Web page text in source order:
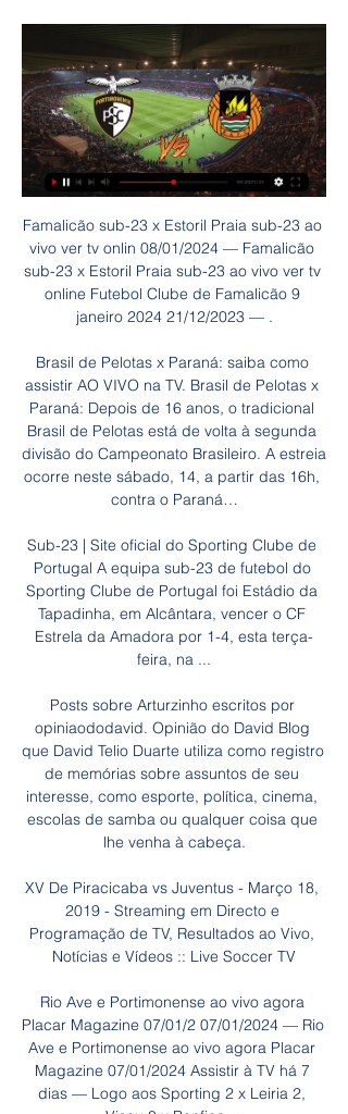
Famalicão sub-23 x Estoril Praia sub-23 ao vivo ver tv onlin 08/01/2024 — Famalicão sub-23 x Estoril Praia sub-23 ao vivo ver tv online Futebol Clube de Famalicão 9 janeiro 2024 21/12/2023 — .

Brasil de Pelotas x Paraná: saiba como assistir AO VIVO na TV. Brasil de Pelotas x Paraná: Depois de 16 anos, o tradicional Brasil de Pelotas está de volta à segunda divisão do Campeonato Brasileiro. A estreia ocorre neste sábado, 14, a partir das 16h, contra o Paraná…

Sub-23 | Site oficial do Sporting Clube de Portugal A equipa sub-23 de futebol do Sporting Clube de Portugal foi Estádio da Tapadinha, em Alcântara, vencer o CF Estrela da Amadora por 1-4, esta terça-feira, na ...

Posts sobre Arturzinho escritos por opiniaododavid. Opinião do David Blog que David Telio Duarte utiliza como registro de memórias sobre assuntos de seu interesse, como esporte, política, cinema, escolas de samba ou qualquer coisa que lhe venha à cabeça.

XV De Piracicaba vs Juventus - Março 18, 2019 - Streaming em Directo e Programação de TV, Resultados ao Vivo, Notícias e Vídeos :: Live Soccer TV

Rio Ave e Portimonense ao vivo agora Placar Magazine 07/01/2 07/01/2024 — Rio Ave e Portimonense ao vivo agora Placar Magazine 07/01/2024 Assistir à TV há 7 dias — Logo aos Sporting 2 x Leiria 2, Viseu 0 x Benfica ...

Hoje a equipe sub 19 do CATS, que se prepara para Copa São Paulo vai enfrentar o Paulista de Jundiaí. Mas antes fez um belo almoço na padaria Auto...

Posts sobre assistir internacional e botafogo online 26/06/2016 escritos por Emanuel. Pular para o conteúdo. TV Conectados- Resumo das Novelas, BBB, A Fazenda, Audiência da TV, Noticias da TV. a partida entre Santos e São Paulo.

A Oliveirense sagrou-se, esta segunda-feira, bicampeã nacional de basquetebol depois de vencer o Benfica por 72-97. Pub No quarto jogo do play-off de apuramento de campeão, os comandados de Norberto Alves superiorizaram-se às águias no pavilhão …

Telefone, endereço e tudo que precisa sobre ESPACO CULTURAL E TERAPEUTICO AMOR A VIDA. Especializada em Terapias Alternativas em Barra Mansa - Rio de Janeiro

O Santa Clara derrotou, este domingo, o Moreirense por 2-0, em jogo da 5.ª ronda da Liga. Um golo de Zé Manuel e um autogolo de Iago valeram o triunfo aos açorianos

Encontre avaliações, cardápios, preços e horários de funcionamento dos melhores lugares para comer em Rio de Janeiro. TheFork. Rio de Janeiro Login. Ajuda FAQ Chat ao vivo Contato Tipo de cozinha.. Barra da Tijuca 22631-003 Rio de Janeiro 20.89km.

Antigamente, Porto de Galinhas era chamada Porto Rico, devido à extração de Pau Brasil. Quando os escravos chegavam para serem vendidos, contrabandeados, vinham escondidos embaixo de engradados de galinhas d'angola. A chegada dos escravos na beira mar era anunciada pela senha "Tem galinha nova no Porto!".

Alturas houve que derbies Benfica-Sporting não tinham transmissão televisiva e eram ao Domingo à tarde. Na altura, não gostava. Queria ver o meu Sporting, mas a verdade é que hoje, quando olho para trás, sinto falta desses jogos. De acompanhar apenas a ouvir.

Agora sim é oficial, o guarda-redes Diogo Almeida (30 anos), ex-C.D. Paço de Arcos (estava emprestado pelo Benfica ao clube da linha de Cascais), filho do atual treinador do Infante Sagres e antiga glória do S.L. Benfica, Fernando Almeida, também ele guarda-redes, termina o vínculo de dois anos que tinha com o clube da Luz e é um jogador.

Sub-23 | Rio Ave FC VS Portimonense Os sub23 do Portimonense, sábado, viajam até ao Norte para defrontar o Rio Ave FC em jogo agendado para o próximo dia 4 de Fevereiro às 11H00, no Estádio do ...

Casa do árbitro que vai apitar o Benfica-Santa Clara vandalizada. Enviar o artigo: Casa do árbitro que vai apitar o Benfica-Santa Clara vandalizada. O meu email. O meu nome.. Povo de Abrantes unido em vigília contra decisão de bispo de Portalegre e Castelo Branco "Ele estava preocupado":.

De R$ 598.900,00, por R$ 539.200,00! Não perca essa mega oportunidade! Agende uma visita comigo e vamos negociar! Últimas unidades!O My Space é um condomínio clube completo localizado no Jabaquara, a 650m da estação Conceição do metrô.Esse condomínio clube é perfeito, dispõe de opções diferenciadas, como Mini Golf, Ateliê, Spa e.

Prevejo completar a minha jornada de mais de 10.000 kms em 73 dias e angariar 10.000€ que irei distribuir por causas sociais. Lista dos Países: - Portugal - Espanha - França - Itália - Eslovénia - Croácia - Montenegro - Grécia - Bulgária - Arménia - Turquia - Irão - India - Nepal

A Globo, na TV aberta, e o Esporte Interativo, na TV fechada, transmitirão o amistoso entre Santos e Benfica, marcado para o dia 8 de outubro, às 16h20. A Globosat, por meio do SporTV,. Globo e Esporte Interativo dividem transmissão ao vivo de Santos x Benfica.. Futebol do Flamengo gastou em seis meses R$ 138,5... Rodrigo Mattos

Este já representou clubes como, Gaia, Esgueira, Seixal, Oliveirense, Ovarense e Sanjoanese. O ultimo clube da topo que Shawn representou, foi a Ovarense na época de 2009/2010. Nessa época o atleta apresentou médias de 27.8 minutos, 9.1 pontos, 4.7 ressaltos e 1.3 assistências.

Encontre locais em Rua Da Transmissão, São Bernardo do Campo, SP e descubra telefones, como chegar e avaliações de clientes que já passaram pela região.

20/08/2019 10:00 • Home nurse da região traz projeto inovador A enfermeira Tatiane Capelasso, de São Caetano, celebra conquistas. Idealizadora da Home NurseAssessoria, que possui quatro anos de trajetória e realiza furos de orelhas em bebês com técnica humanizada por meio da acupuntura, fez o furo da pequena Manuella, filha da apresentadora Ticiane Pinheiro com o jornalista César Tralli.

Rio Ave Futebol Clube O Rio Ave Futebol Clube é um clube de futebol português, da cidade de Vila do Conde, que disputa actualmente Primeira Liga. Foi fundado em 18 de Janeiro de ...

54 Lojas para alugar em Olhão desde 450 € / mês. Encontre as melhores ofertas de Imóveis para alugar em Olhão. Loja com 230m2 na baixa de olhão, espaço amplo com muita luz natural, com 3 montras viradas para as principais ruas de comercio de olhão com muita passagem. Loja/estabelecimento (loja) n/ d

nº 9585/2017 – Rufino Eduardo Galindo Campos, 2º Promotor de Justiça de Dracena, a se ausentar de suas funções, no dia 27 de julho de 2017, para participar de audiência na Presidência do Tribunal de Justiça do Estado de São Paulo, na cidade de São Paulo - SP, sem prejuízo de suas atribuições normais e sem ônus financeiro para o.

Benfica B x Oliveirense Nós estávamos juntos ao vivo ao dizer ao Ocidente entre Benfica B – Oliveirense, que terminou em 3–0. Esperamos vê-lo novamente no próximo jogo. _____ Tempo do jogo ao vivo: FT Benfica B 3-0 Oliveirense 84′ Minuto, Jogador que recebeu um cartão amarelo; ( Oliveirense ) B.

Sub-20 do Cachorrão marca no fim e vence Taboão da Serra 11 de maio de 2019 ecsaobernardo 0. A categoria sub-20 do EC São Bernardo provou que continuará na briga pela líderança, neste sábado (11). Isto porque o time pressionou e venceu o.

[TV ESPORTIVA] Rio Ave e Sporting ao vivo transmissão Assistir Rio Ave x Sporting ao vivo online 07/12/2022 - FuteMAX. Rio Ave Sub-23 voltaram aos relvados e com muita vontade de conquistar pontos. No ...

No caso do União Harmonia, o jalde-negro aplicou 6 a 0 fora de casa. E quanto ao 12 Horas, o time do técnico Badico conseguiu uma vitória apertada, por 1 a 0, no Pedra Moura. No entanto, é preciso levar em conta que naquele dia, o gramado estava significativamente afetado pela forte chuva que tinha caído na Rainha da Fronteira, o que, naturalmente, prejudica a equipe mais técnica.

Neste domingo o Rubro-Negro encara o Santo André às 18h30, fora de casa, na busca pela primeira vitória na competição. A partida válida pela terceira rodada também marca o reencontro do Flamengo com um fantasma recente. Em 2004, o Santo André foi campeão da Copa do Brasil sobre o Rubro-Negro em pleno Maracanã ao vencer por 2 a 0.

Jogos de Hoje (29/01/2024) - Horários das Partidas e Onde Portimonense Sub-23. —. Rio Ave Sub-23. —. 20. : 59. : 54. Segunda Liga Logo Onde assistir os jogos de hoje na TV. Veja em que canais pode assistir aos jogos ...

A trajetória de sucesso da Unimed Barra Mansa só é possível graças a você. Estamos completando 45 anos de história, e a Diretoria da Cooperativa só tem a agradecer a todos que fazem parte dessa família e colaboram de alguma forma para que a Unimed BM continue atuando com transparência e ética para crescer cada vez mais.

Brasil x Argentina Ao Vivo Online. Assistir Brasil x Argentina ao vivo online em HD grátis sem travar pela semifinal da Copa América aqui no Multicanais TV Online com transmissão do SPORTV ao vivo. Começa as 21h30 – Copa América: Brasil e Argentina na Globo e SPORTV . Brasil x Argentina Ao Vivo é Válido pela Semi Final da Copa América.

O Corinthians é mais curtido do que o Flamengo em cinco estados: São Paulo, Paraná, Mato Grosso do Sul, Pernambuco e Rio Grande do Sul. Excetuados Rio de Janeiro e São Paulo, os estados que mais pendem aos dois clubes são Espírito Santo (para o Flamengo) e Mato Grosso do Sul (para o Corinthians).

Deve-se reconhecer a compreensão e confiança vindas do jornalista mineiro Marcelo Santiago, responsável pelo Meio Desligado. Ele liberou – sem nunca ter visto Marcelo presencialmente – o acesso livre a todos os dados de visitas do blog, respondendo às entrevistas e divulgando a pesquisa publicamente em seu espaço.

São Francisco de Assis e Santa Clara de Assis tinham um futuro brilhante a sua frente, mas resolveram seguir um chamado maior, segundo as palavras do Padre Zezinho. Eles quiseram a "profundidade de Jesus". Assista este belo vídeo! Posted in 01. S.

JOGOS SUB-23 ﻿ Rio Ave FC. ﻿ Portimonense. Apuramento Taça Revelação - 11.ª jornada. Estádio | SUB 23. Plantel · Equipa Técnica · Jogos · Resultados · Press Center. | ...

Patins entre o Sporting de Tomar Vs Oliveirense, no dia 25/3/2017 pelas 16h30 no .. Danças Cantares Usos e Costumes do Povo